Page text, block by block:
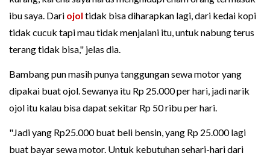
ibu saya. Dari ojol tidak bisa diharapkan lagi, dari kedai kopi
tidak cucuk tapi mau tidak menjalani itu, untuk nabung terus
terang tidak bisa," jelas dia.
Bambang pun masih punya tanggungan sewa motor yang
dipakai buat ojol. Sewanya itu Rp 25.000 per hari, jadi narik
ojol itu kalau bisa dapat sekitar Rp 50 ribu per hari.
"Jadi yang Rp25.000 buat beli bensin, yang Rp 25.000 lagi
buat bayar sewa motor. Untuk kebutuhan sehari-hari dari